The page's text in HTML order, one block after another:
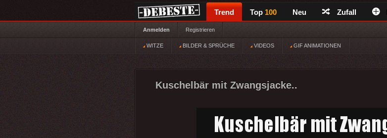
Trend Top 100 Neu Zufall
Anmelden Registrieren
WITZE BILDER & SPRÜCHE VIDEOS GIF ANIMATIONEN
Kuschelbär mit Zwangsjacke..